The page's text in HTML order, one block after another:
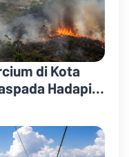
di Kota
Hadapi